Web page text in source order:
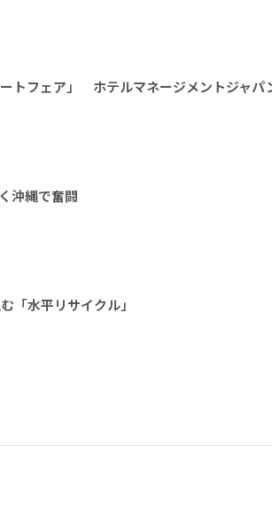
トフェア」 ホテルマネージメントジャパ
沖縄で奮闘
水平リサイクル」